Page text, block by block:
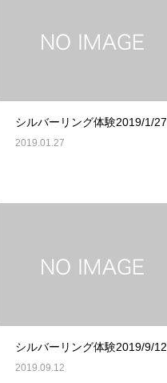
シルバーリング体験2019/1/27
2019.01.27
シルバーリング体験2019/9/12
2019.09.12